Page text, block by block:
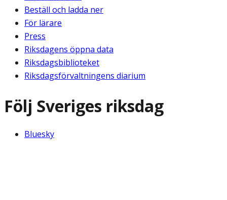
Beställ och ladda ner
För lärare
Press
Riksdagens öppna data
Riksdagsbiblioteket
Riksdagsförvaltningens diarium
Följ Sveriges riksdag
Bluesky